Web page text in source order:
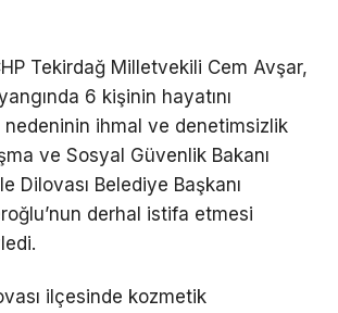
Tekirdağ Milletvekili Cem Avşar,
6 kişinin hayatını
ihmal ve denetimsizlik
ve Sosyal Güvenlik Bakanı
Dilovası Belediye Başkanı
derhal istifa etmesi
ilçesinde kozmetik